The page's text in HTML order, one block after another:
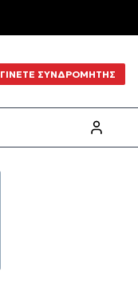
ΓΙΝΕΤΕ ΣΥΝΔΡΟΜΗΤΗΣ